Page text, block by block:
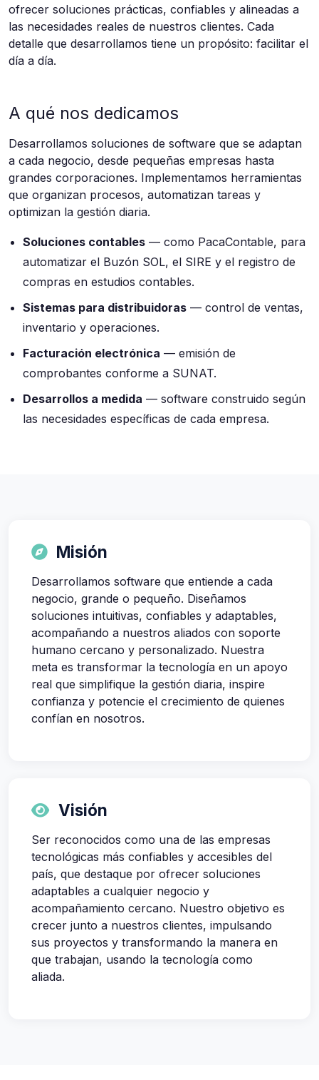
ofrecer soluciones prácticas, confiables y alineadas a
las necesidades reales de nuestros clientes. Cada
detalle que desarrollamos tiene un propósito: facilitar el
día a día.
A qué nos dedicamos
Desarrollamos soluciones de software que se adaptan
a cada negocio, desde pequeñas empresas hasta
grandes corporaciones. Implementamos herramientas
que organizan procesos, automatizan tareas y
optimizan la gestión diaria.
Soluciones contables — como PacaContable, para
automatizar el Buzón SOL, el SIRE y el registro de
compras en estudios contables.
Sistemas para distribuidoras — control de ventas,
inventario y operaciones.
Facturación electrónica — emisión de
comprobantes conforme a SUNAT.
Desarrollos a medida — software construido según
las necesidades específicas de cada empresa.
Misión
Desarrollamos software que entiende a cada
negocio, grande o pequeño. Diseñamos
soluciones intuitivas, confiables y adaptables,
acompañando a nuestros aliados con soporte
humano cercano y personalizado. Nuestra
meta es transformar la tecnología en un apoyo
real que simplifique la gestión diaria, inspire
confianza y potencie el crecimiento de quienes
confían en nosotros.
Visión
Ser reconocidos como una de las empresas
tecnológicas más confiables y accesibles del
país, que destaque por ofrecer soluciones
adaptables a cualquier negocio y
acompañamiento cercano. Nuestro objetivo es
crecer junto a nuestros clientes, impulsando
sus proyectos y transformando la manera en
que trabajan, usando la tecnología como
aliada.